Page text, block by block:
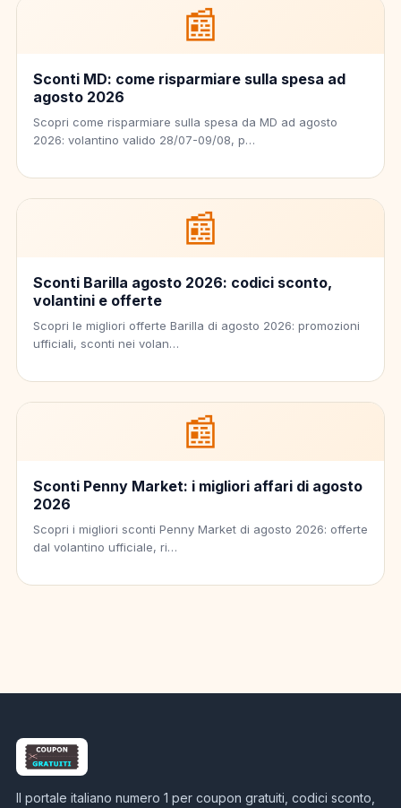
📰
Sconti MD: come risparmiare sulla spesa ad
agosto 2026
Scopri come risparmiare sulla spesa da MD ad agosto
2026: volantino valido 28/07-09/08, p…
📰
Sconti Barilla agosto 2026: codici sconto,
volantini e offerte
Scopri le migliori offerte Barilla di agosto 2026: promozioni
ufficiali, sconti nei volan…
📰
Sconti Penny Market: i migliori affari di agosto
2026
Scopri i migliori sconti Penny Market di agosto 2026: offerte
dal volantino ufficiale, ri…
Il portale italiano numero 1 per coupon gratuiti, codici sconto,